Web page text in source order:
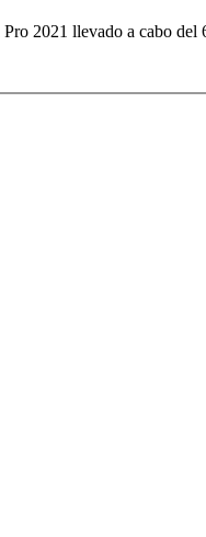
2021 llevado a cabo del